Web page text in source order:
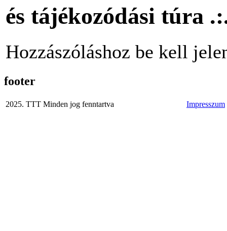
és tájékozódási túra
Hozzászóláshoz be kell
footer
2025. TTT Minden jog fenntartva Impresszum